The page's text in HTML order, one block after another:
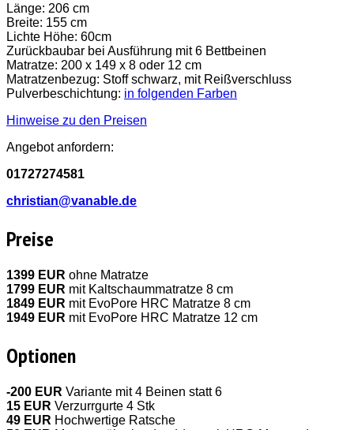
Länge: 206 cm
Breite: 155 cm
Lichte Höhe: 60cm
Zurückbaubar bei Ausführung mit 6 Bettbeinen
Matratze: 200 x 149 x 8 oder 12 cm
Matratzenbezug: Stoff schwarz, mit Reißverschluss
Pulverbeschichtung: in folgenden Farben
Hinweise zu den Preisen
Angebot anfordern:
01727274581
christian@vanable.de
Preise
1399 EUR ohne Matratze
1799 EUR mit Kaltschaummatratze 8 cm
1849 EUR mit EvoPore HRC Matratze 8 cm
1949 EUR mit EvoPore HRC Matratze 12 cm
Optionen
-200 EUR Variante mit 4 Beinen statt 6
15 EUR Verzurrgurte 4 Stk
49 EUR Hochwertige Ratsche